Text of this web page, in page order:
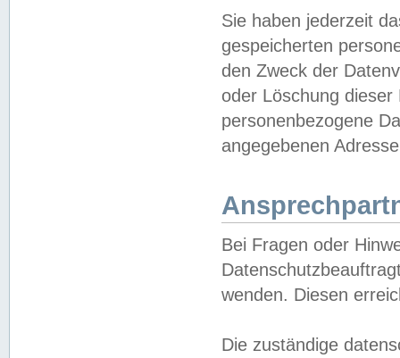
Sie haben jederzeit
gespeicherten
den Zweck der
oder Löschung
personenbezogene
angegebenen
Bei Fragen oder
wenden. Diesen
Die zuständige